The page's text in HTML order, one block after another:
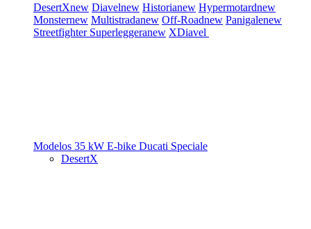
DesertXnew Diavelnew Historianew Hypermotardnew
Monsternew Multistradanew Off-Roadnew Panigalenew
Streetfighter Superleggeranew XDiavel
Modelos 35 kW E-bike Ducati Speciale
DesertX